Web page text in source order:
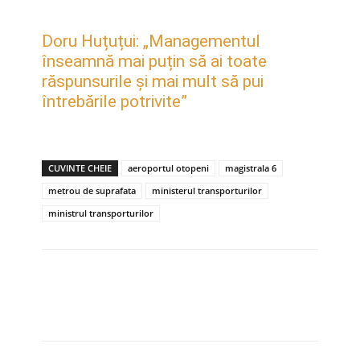
Doru Huțuțui: „Managementul
înseamnă mai puțin să ai toate
răspunsurile și mai mult să pui
întrebările potrivite”
CUVINTE CHEIE aeroportul otopeni
magistrala 6
metrou de suprafata
ministerul transporturilor
ministrul transporturilor